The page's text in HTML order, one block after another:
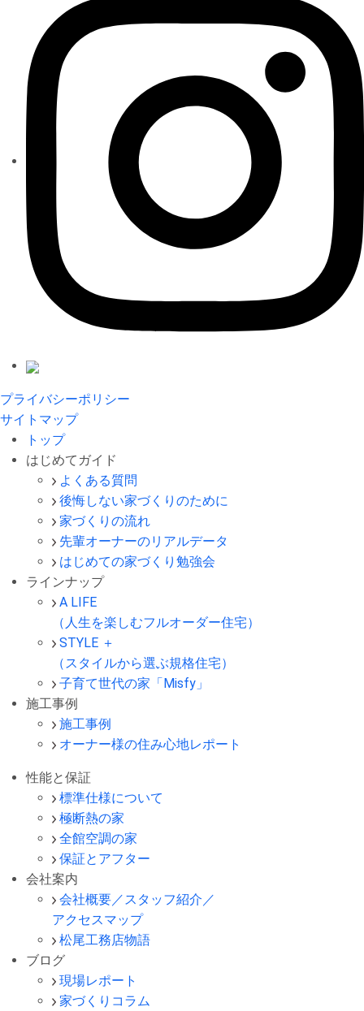
プライバシーポリシー
サイトマップ
トップ
はじめてガイド
よくある質問
後悔しない家づくりのために
家づくりの流れ
先輩オーナーのリアルデータ
はじめての家づくり勉強会
ラインナップ
A LIFE
（人生を楽しむフルオーダー住宅）
STYLE ＋
（スタイルから選ぶ規格住宅）
子育て世代の家「Misfy」
施工事例
施工事例
オーナー様の住み心地レポート
性能と保証
標準仕様について
極断熱の家
全館空調の家
保証とアフター
会社案内
会社概要／スタッフ紹介／
アクセスマップ
松尾工務店物語
ブログ
現場レポート
家づくりコラム